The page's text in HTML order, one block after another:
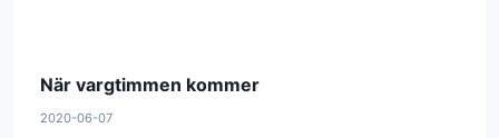
När vargtimmen kommer
2020-06-07